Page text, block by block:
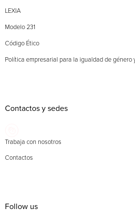
LEXIA
Modelo 231
Código Ético
Política empresarial para la igualdad de género
Contactos y sedes
Trabaja con nosotros
Contactos
Follow us